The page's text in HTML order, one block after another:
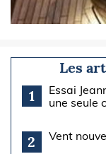
Les
1
Essai
une seule
2 Vent